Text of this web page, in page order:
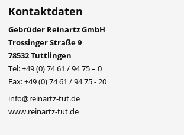
Kontaktdaten
Gebrüder Reinartz GmbH
Trossinger Straße 9
78532 Tuttlingen
Tel: +49 (0) 74 61 / 94 75 – 0
Fax: +49 (0) 74 61 / 94 75 - 20
info@reinartz-tut.de
www.reinartz-tut.de